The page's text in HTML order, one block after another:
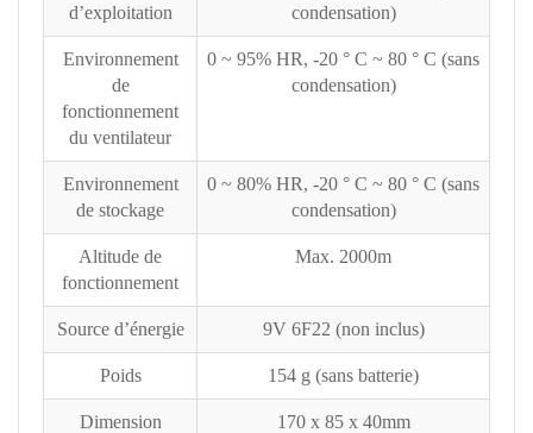
d’exploitation
condensation)
Environnement
de
fonctionnement
du ventilateur
0 ~ 95% HR, -20 ° C ~ 80 ° C (sans
condensation)
Environnement
de stockage
0 ~ 80% HR, -20 ° C ~ 80 ° C (sans
condensation)
Altitude de
fonctionnement
Max. 2000m
Source d’énergie 9V 6F22 (non inclus)
Poids 154 g (sans batterie)
Dimension 170 x 85 x 40mm